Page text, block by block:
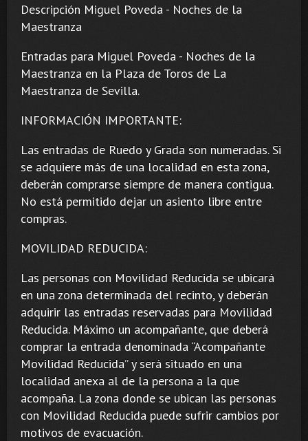
Descripción Miguel Poveda - Noches de la
Maestranza
Entradas para Miguel Poveda - Noches de la
Maestranza en la Plaza de Toros de La
Maestranza de Sevilla.
INFORMACIÓN IMPORTANTE:
Las entradas de Ruedo y Grada son numeradas. Si
se adquiere más de una localidad en esta zona,
deberán comprarse siempre de manera contigua.
No está permitido dejar un asiento libre entre
compras.
MOVILIDAD REDUCIDA:
Las personas con Movilidad Reducida se ubicará
en una zona determinada del recinto, y deberán
adquirir las entradas reservadas para Movilidad
Reducida. Máximo un acompañante, que deberá
comprar la entrada denominada “Acompañante
Movilidad Reducida” y será situado en una
localidad anexa al de la persona a la que
acompaña. La zona donde se ubican las personas
con Movilidad Reducida puede sufrir cambios por
motivos de evacuación.